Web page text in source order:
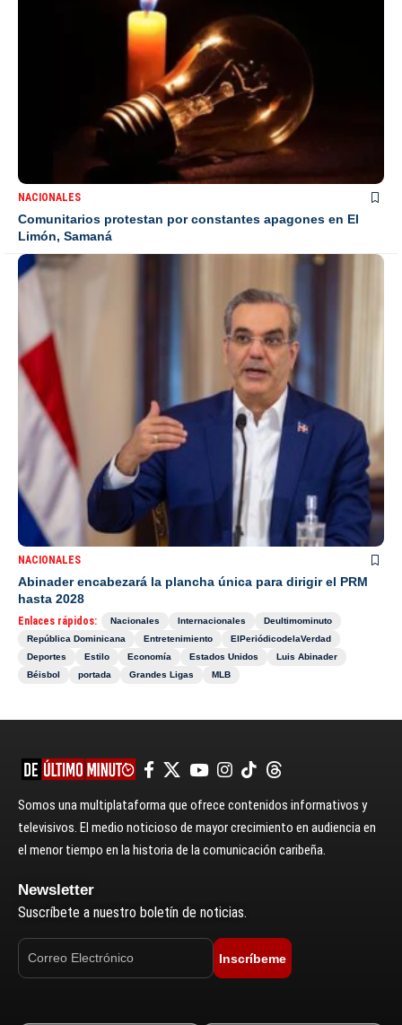
NACIONALES
Comunitarios protestan por constantes apagones en El
Limón, Samaná
NACIONALES
Abinader encabezará la plancha única para dirigir el PRM
hasta 2028
Enlaces rápidos: Nacionales Internacionales
Deultimominuto
República Dominicana
Entretenimiento
ElPeriódicodelaVerdad
Deportes
Estilo Economía Estados Unidos
Luis Abinader
Béisbol
portada Grandes Ligas MLB
Somos una multiplataforma que ofrece contenidos informativos y
televisivos. El medio noticioso de mayor crecimiento en audiencia en
el menor tiempo en la historia de la comunicación caribeña.
Newsletter
Suscríbete a nuestro boletín de noticias.
Inscríbeme